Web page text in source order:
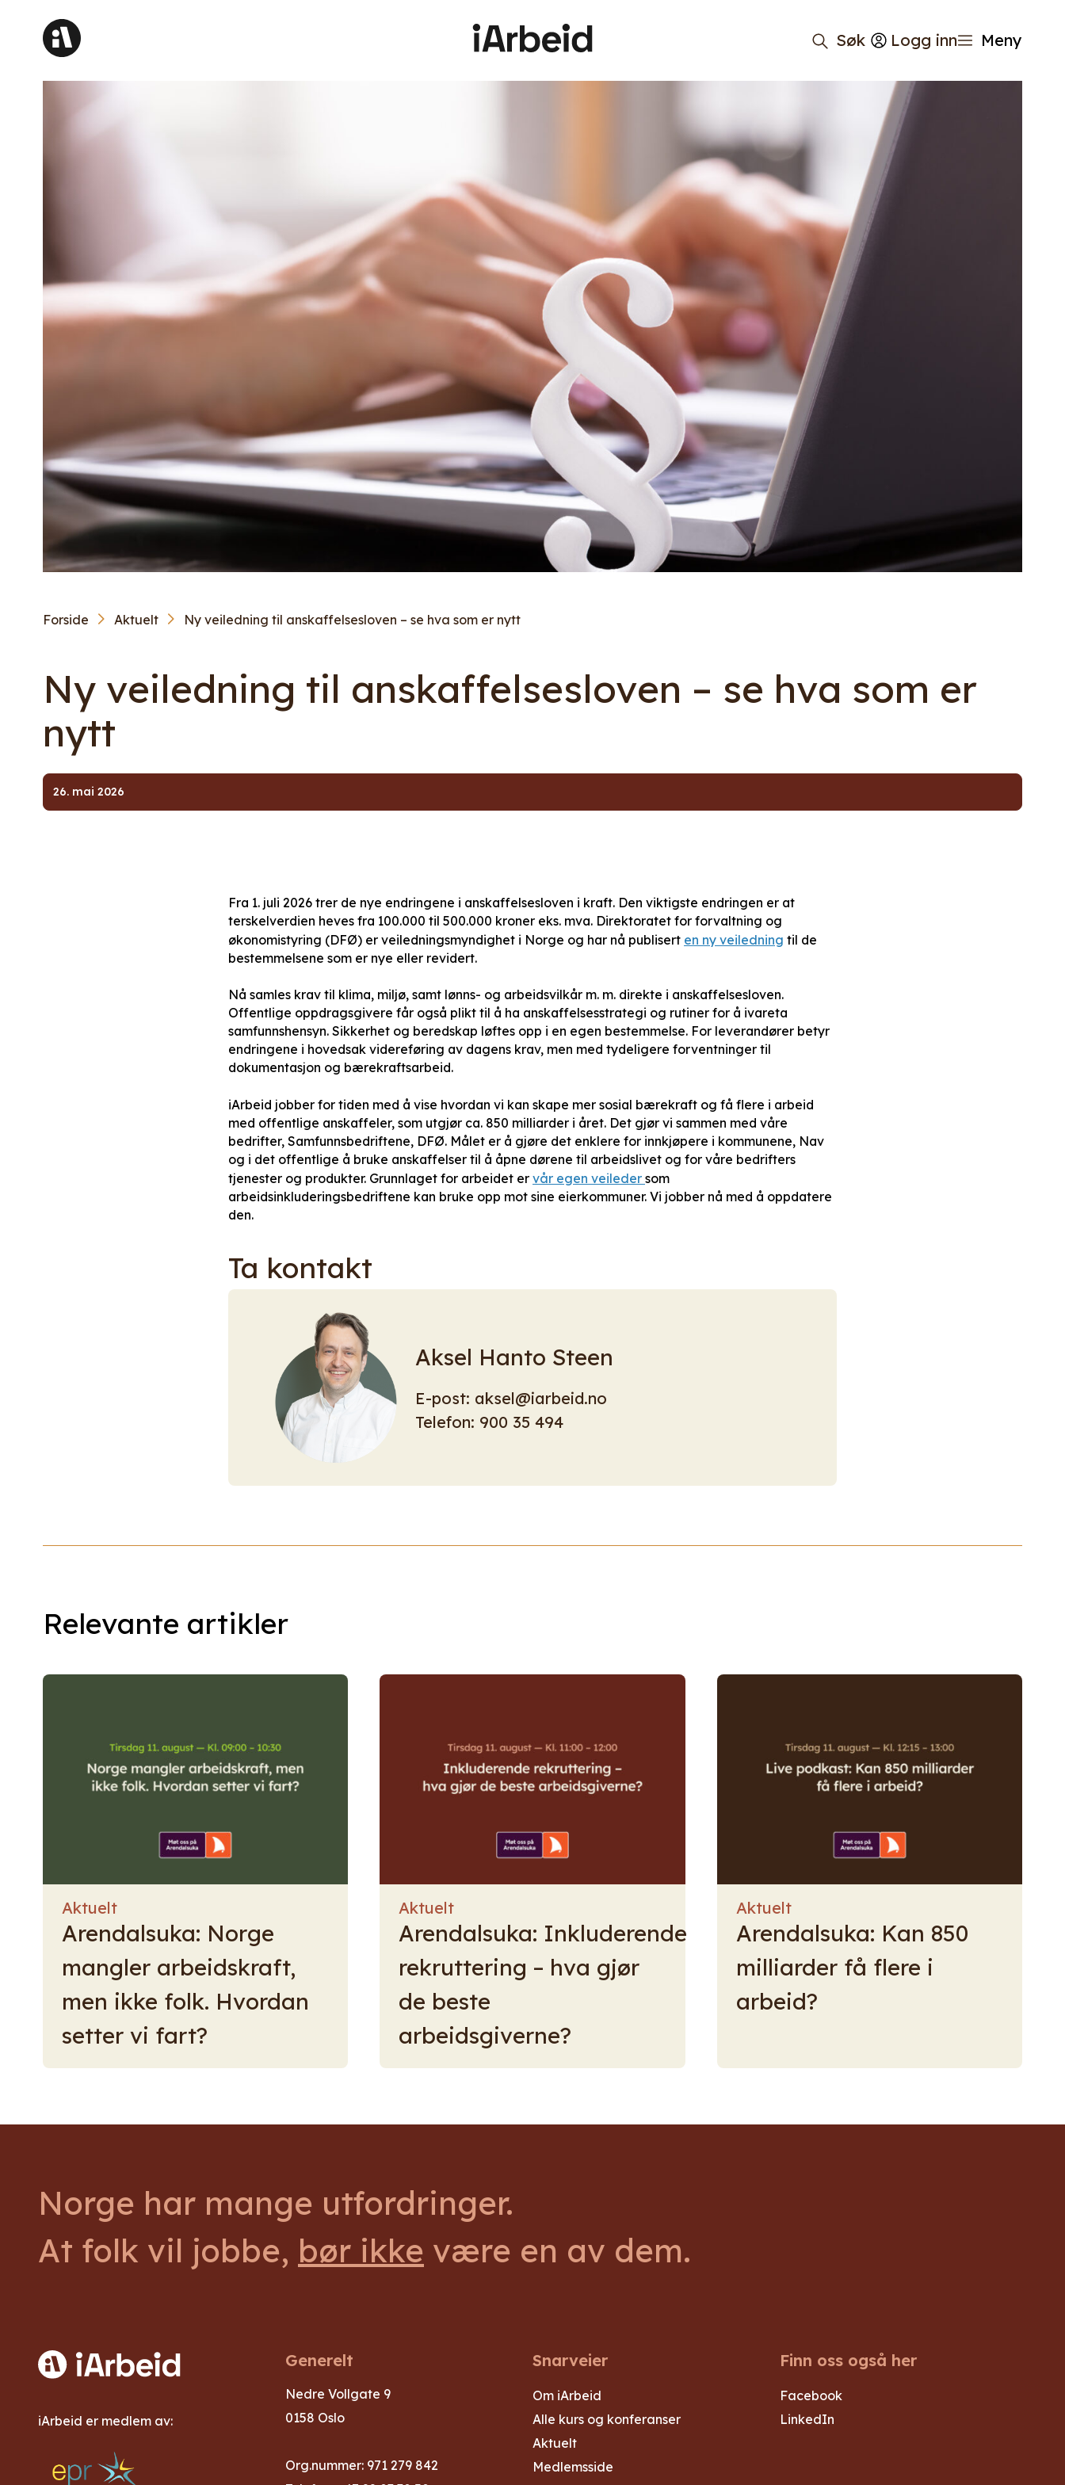
Søk Logg inn Meny
Forside Aktuelt Ny veiledning til anskaffelsesloven – se hva som er nytt
Ny veiledning til anskaffelsesloven – se hva som er
nytt
26. mai 2026
Fra 1. juli 2026 trer de nye endringene i anskaffelsesloven i kraft. Den viktigste endringen er at
terskelverdien heves fra 100.000 til 500.000 kroner eks. mva. Direktoratet for forvaltning og
økonomistyring (DFØ) er veiledningsmyndighet i Norge og har nå publisert en ny veiledning til de
bestemmelsene som er nye eller revidert.
Nå samles krav til klima, miljø, samt lønns- og arbeidsvilkår m. m. direkte i anskaffelsesloven.
Offentlige oppdragsgivere får også plikt til å ha anskaffelsesstrategi og rutiner for å ivareta
samfunnshensyn. Sikkerhet og beredskap løftes opp i en egen bestemmelse. For leverandører betyr
endringene i hovedsak videreføring av dagens krav, men med tydeligere forventninger til
dokumentasjon og bærekraftsarbeid.
iArbeid jobber for tiden med å vise hvordan vi kan skape mer sosial bærekraft og få flere i arbeid
med offentlige anskaffeler, som utgjør ca. 850 milliarder i året. Det gjør vi sammen med våre
bedrifter, Samfunnsbedriftene, DFØ. Målet er å gjøre det enklere for innkjøpere i kommunene, Nav
og i det offentlige å bruke anskaffelser til å åpne dørene til arbeidslivet og for våre bedrifters
tjenester og produkter. Grunnlaget for arbeidet er vår egen veileder som
arbeidsinkluderingsbedriftene kan bruke opp mot sine eierkommuner. Vi jobber nå med å oppdatere
den.
Ta kontakt
Aksel Hanto Steen
E-post: aksel@iarbeid.no
Telefon: 900 35 494
Relevante artikler
Aktuelt
Arendalsuka: Norge
mangler arbeidskraft,
men ikke folk. Hvordan
setter vi fart?
Aktuelt
Arendalsuka: Inkluderende
rekruttering – hva gjør
de beste
arbeidsgiverne?
Aktuelt
Arendalsuka: Kan 850
milliarder få flere i
arbeid?
Norge har mange utfordringer.
At folk vil jobbe, bør ikke være en av dem.
iArbeid er medlem av:
Generelt
Nedre Vollgate 9
0158 Oslo
Org.nummer: 971 279 842
Snarveier
Om iArbeid
Alle kurs og konferanser
Aktuelt
Medlemsside
Finn oss også her
Facebook
LinkedIn